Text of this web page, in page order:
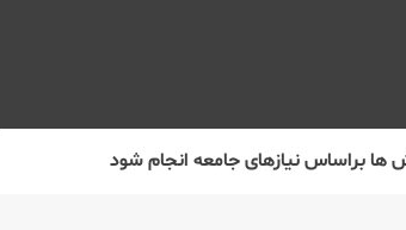
ها براساس نیازهای جامعه انجام شود